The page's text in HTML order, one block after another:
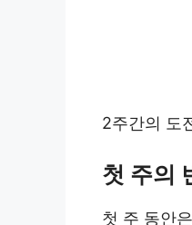
2주간의 도
첫 주의
첫 주 동안